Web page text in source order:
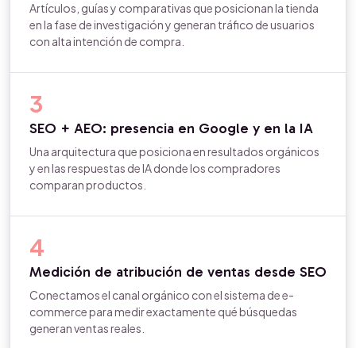
Artículos, guías y comparativas que posicionan la tienda
en la fase de investigación y generan tráfico de usuarios
con alta intención de compra.
3
SEO + AEO: presencia en Google y en la IA
Una arquitectura que posiciona en resultados orgánicos
y en las respuestas de IA donde los compradores
comparan productos.
4
Medición de atribución de ventas desde SEO
Conectamos el canal orgánico con el sistema de e-
commerce para medir exactamente qué búsquedas
generan ventas reales.